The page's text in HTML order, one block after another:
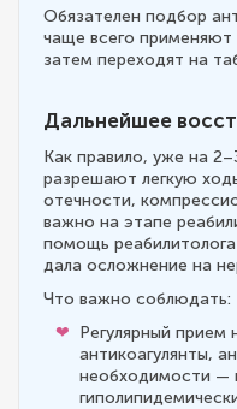
Обязателен подбор
чаще всего применяют
затем переходят на
Дальнейшее
Как правило, уже на
разрешают легкую
отечности,
важно на этапе
помощь
дала осложнение на
Что важно соблюдать:
Регулярный прием
антикоагулянты,
необходимости —